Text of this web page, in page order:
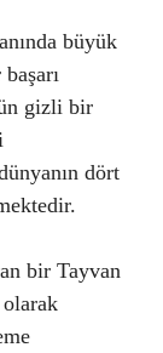
büyük
gizli bir
dört
bir Tayvan